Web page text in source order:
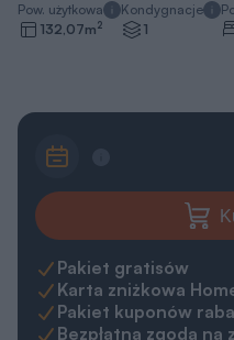
Pow. użytkowa
132,07m2
Kondygnacje
1
Pakiet gratisów
Karta zniżkowa
Pakiet kuponów
Bezpłatna zgoda